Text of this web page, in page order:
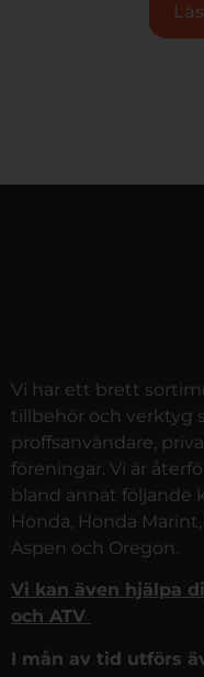
Vi har ett brett
tillbehör och verktyg
proffsanvändare,
föreningar. Vi är
bland annat följande
Honda, Honda
Aspen och Oregon.
Vi kan även hjälpa
och ATV
I mån av tid utförs